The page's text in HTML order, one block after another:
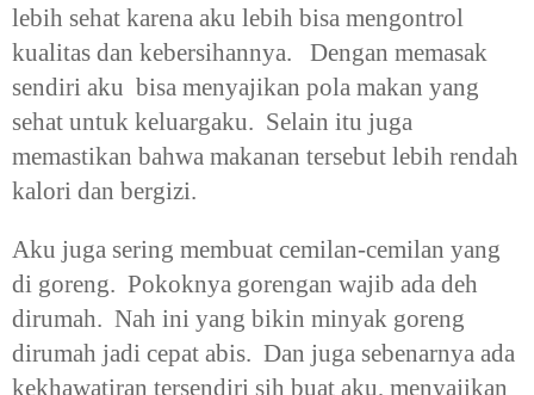
lebih sehat karena aku lebih bisa mengontrol
kualitas dan kebersihannya. Dengan memasak
sendiri aku bisa menyajikan pola makan yang
sehat untuk keluargaku. Selain itu juga
memastikan bahwa makanan tersebut lebih rendah
kalori dan bergizi.
Aku juga sering membuat cemilan-cemilan yang
di goreng. Pokoknya gorengan wajib ada deh
dirumah. Nah ini yang bikin minyak goreng
dirumah jadi cepat abis. Dan juga sebenarnya ada
kekhawatiran tersendiri sih buat aku, menyajikan